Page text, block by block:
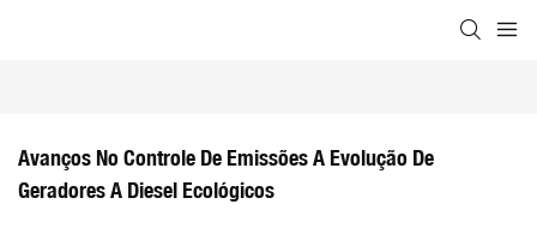
Avanços No Controle De Emissões A Evolução De
Geradores A Diesel Ecológicos